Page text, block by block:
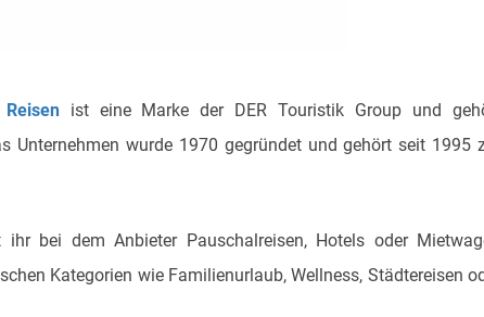
ist eine Marke der DER Touristik Group und
Unternehmen wurde 1970 gegründet und gehört seit 1995
ihr bei dem Anbieter Pauschalreisen, Hotels oder
Kategorien wie Familienurlaub, Wellness, Städtereisen